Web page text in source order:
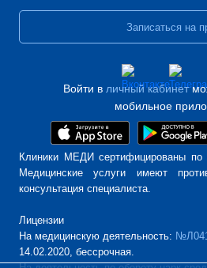
Записаться на
Клиники МЕДИ сертифицированы по
Медицинские услуги имеют
консультация специалиста.
Лицензии
На медицинскую деятельность:
14.02.2020, бессрочная.
Войти в личный кабинет
мобильное